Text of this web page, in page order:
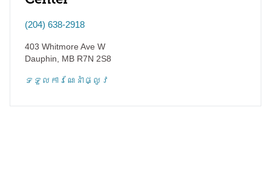
(204) 638-2918
403 Whitmore Ave W
Dauphin
MB R7N 2S8
ទទួល​ការណែនាំ​ផ្លូវ